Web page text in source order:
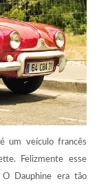
um veículo francês
Felizmente esse
Dauphine era tão